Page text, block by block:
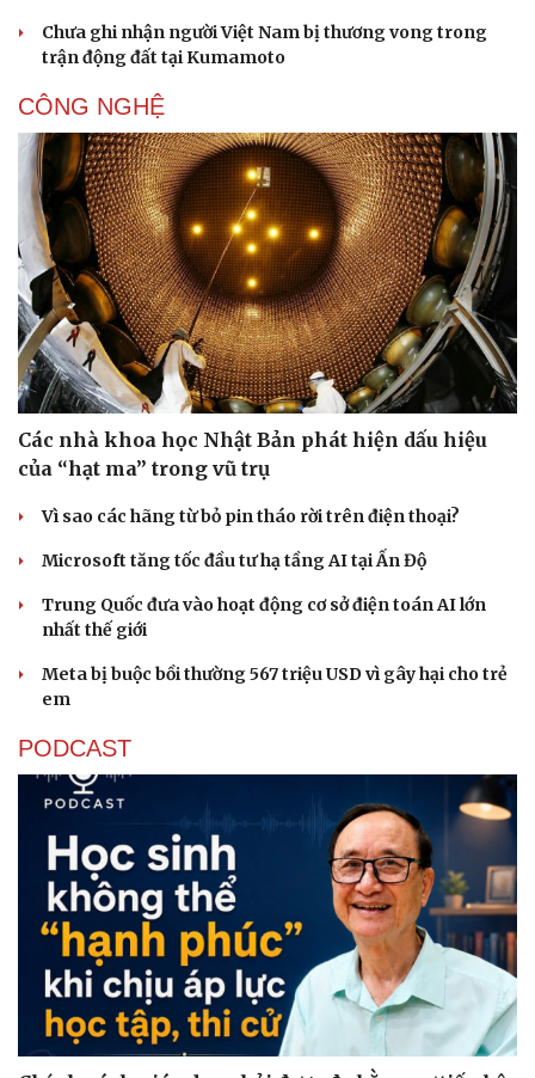
Văn hóa
Sân khấu - Điện ảnh
Văn học
Âm nhạc
Di sản
Giải trí
Nghệ sĩ
Thời trang
Sao Việt
Chưa ghi nhận người Việt Nam bị thương vong trong
trận động đất tại Kumamoto
CÔNG NGHỆ
Các nhà khoa học Nhật Bản phát hiện dấu hiệu
của “hạt ma” trong vũ trụ
Vì sao các hãng từ bỏ pin tháo rời trên điện thoại?
Microsoft tăng tốc đầu tư hạ tầng AI tại Ấn Độ
Trung Quốc đưa vào hoạt động cơ sở điện toán AI lớn
nhất thế giới
Meta bị buộc bồi thường 567 triệu USD vì gây hại cho trẻ
em
PODCAST